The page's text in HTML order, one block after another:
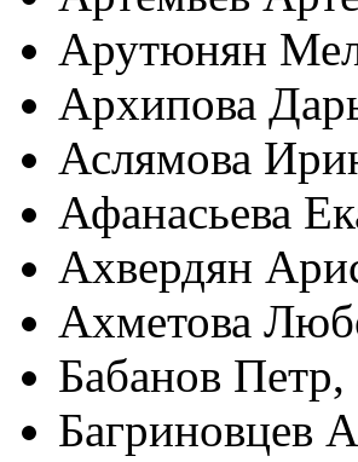
Арутюнян
Архипова
Аслямова
Афанасьева
Ахвердян
Ахметова
Бабанов
Багриновцев